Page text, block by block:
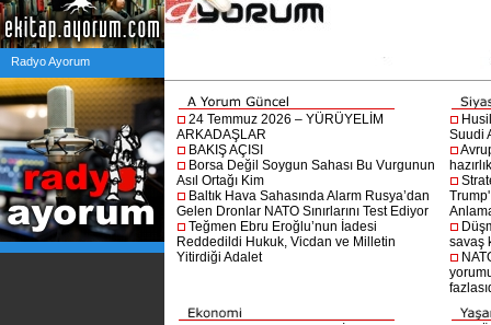
Radyo Ayorum
24 Temmuz 2026 – YÜRÜYELİM
ARKADAŞLAR
BAKIŞ AÇISI
Borsa Değil Soygun Sahası Bu Vurgunun
Asıl Ortağı Kim
Baltık Hava Sahasında Alarm Rusya’dan
Gelen Dronlar NATO Sınırlarını Test Ediyor
Teğmen Ebru Eroğlu’nun İadesi
Reddedildi Hukuk, Vicdan ve Milletin
Yitirdiği Adalet
Suudi
savaş